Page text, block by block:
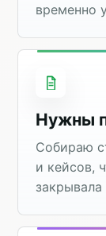
временно
Нужны
Собираю
и кейсов,